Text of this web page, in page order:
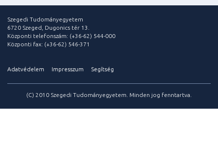
Szegedi Tudományegyetem
6720 Szeged, Dugonics tér 13.
Központi telefonszám: (+36-62) 544-000
Központi fax: (+36-62) 546-371
Adatvédelem Impresszum Segítség
(C) 2010 Szegedi Tudományegyetem. Minden jog fenntartva.